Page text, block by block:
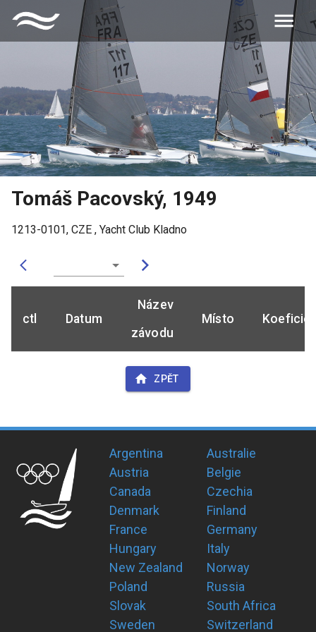
Tomáš Pacovský, 1949
1213-0101, CZE , Yacht Club Kladno
ctl Datum
Název
závodu
Místo
ZPĚT
Argentina
Australie
Austria
Belgie
Canada
Czechia
Denmark
Finland
France
Germany
Hungary
Italy
New Zealand
Norway
Poland
Russia
Slovak
South Africa
Sweden
Switzerland